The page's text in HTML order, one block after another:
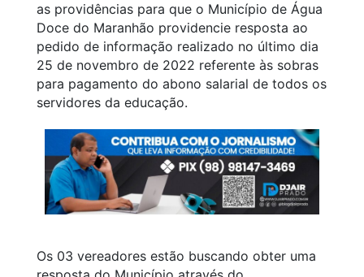
as providências para que o Município de Água
Doce do Maranhão providencie resposta ao
pedido de informação realizado no último dia
25 de novembro de 2022 referente às sobras
para pagamento do abono salarial de todos os
servidores da educação.
Os 03 vereadores estão buscando obter uma